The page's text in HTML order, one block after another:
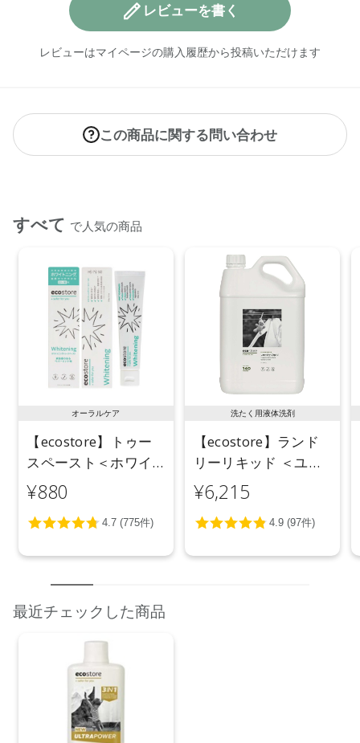
レビューを書く
レビューはマイページの購入履歴から投稿いただけます
この商品に関する問い合わせ
すべて で人気の商品
オーラルケア
【ecostore】トゥー
スペースト＜ホワイ
トニング＞ 100g
¥880
洗たく用液体洗剤
【ecostore】ランド
リーリキッド ＜ユー
カリ＞ 5L
¥6,215
最近チェックした商品